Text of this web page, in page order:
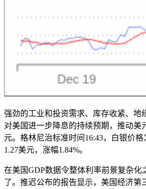
强劲的工业和投资需求、库存收紧、地
对美国进一步降息的持续预期，推动美
元。格林尼治标准时间16:43，白银价格
1.27美元，涨幅1.84%。
在美国GDP数据令整体利率前景复杂化
了。推迟公布的报告显示，美国经济第